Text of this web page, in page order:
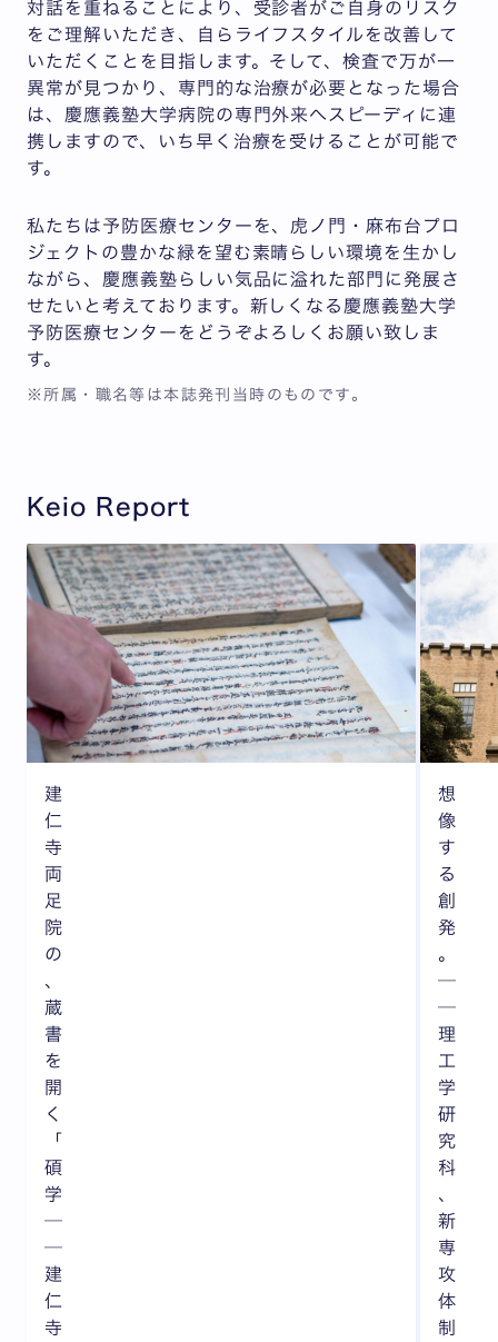
対話を重ねることにより、受診者がご自身のリスク
をご理解いただき、自らライフスタイルを改善して
いただくことを目指します。そして、検査で万が一
異常が見つかり、専門的な治療が必要となった場合
は、慶應義塾大学病院の専門外来へスピーディに連
携しますので、いち早く治療を受けることが可能で
す。
私たちは予防医療センターを、虎ノ門・麻布台プロ
ジェクトの豊かな緑を望む素晴らしい環境を生かし
ながら、慶應義塾らしい気品に溢れた部門に発展さ
せたいと考えております。新しくなる慶應義塾大学
予防医療センターをどうぞよろしくお願い致しま
す。
※所属・職名等は本誌発刊当時のものです。
Keio Report
建
仁
寺
両
足
院
の
、
蔵
書
を
開
く
「
碩
学
─
─
建
仁
寺
想
像
す
る
創
発
。
─
─
理
工
学
研
究
科
、
新
専
攻
体
制